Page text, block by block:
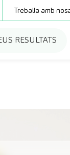
Treballa amb
RESULTATS